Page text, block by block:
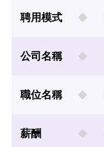
聘用模式
公司名稱
職位名稱
薪酬